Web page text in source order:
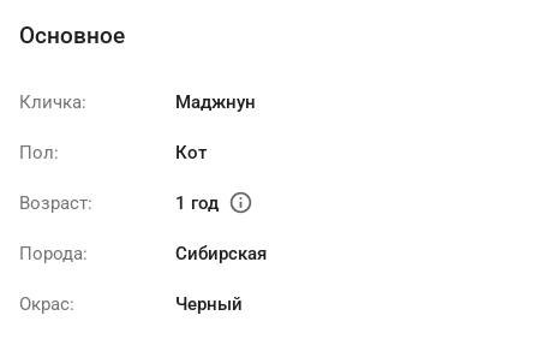
Основное
Кличка: Маджнун
Пол: Кот
Возраст: 1 год info
Порода: Сибирская
Окрас: Черный